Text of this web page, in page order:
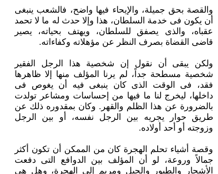
والقصة بحق جميلة، والإيحاء فيها واضح، فالشعب ينبغى
أن يكون فى خدمة السلطان، هذا وإلا حدث له ما لا تحمد
عقباه، والذى يصفق للسلطان، ويهتف بحياته، يصير
قاضى القضاة بصرف النظر عن مؤهلاته وكفاءاته.
ولكن يبقى أن نقول إن شخصية هذا الرجل الفقير
شخصية مسطحة جداً، لم يرنا المؤلف منها إلا ظاهرها
فقد، فى الوقت الذى كان ينبغى فيه أن يغوص فى
داخلها، ليخرج لنا ما فيها من إحساسات ومشاعر تولدت
بالضرورة عن هذا الظلم والقهر. وكان بمقدوره ذلك عن
طريق حوار يجريه بين الرجل نفسه، أو بين الرجل
وزوجته أو أحد أولاده.
وقصة أشياء تحلم الهجرة كان من الممكن أن تكون أكثر
جمالاً وروعة، لو أن المؤلف بين الدوافع التى دفعت
الأشجار والطيور والجبل ومريم إلى الهجرة، وهل هى